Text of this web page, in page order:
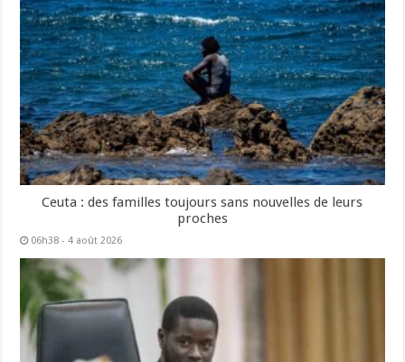
Ceuta : des familles toujours sans nouvelles de leurs
proches
06h38 - 4 août 2026